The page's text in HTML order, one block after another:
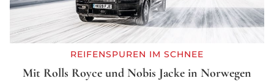
REIFENSPUREN IM SCHNEE
Mit Rolls Royce und Nobis Jacke in Norwegen